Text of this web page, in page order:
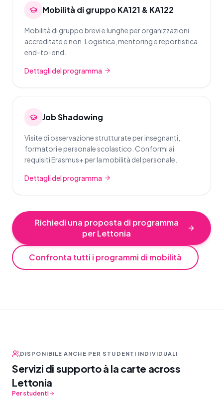
Mobilità di gruppo KA121 & KA122
Mobilità di gruppo brevi e lunghe per organizzazioni
accreditate e non. Logistica, mentoring e reportistica
end-to-end.
Dettagli del programma
Job Shadowing
Visite di osservazione strutturate per insegnanti,
formatori e personale scolastico. Conformi ai
requisiti Erasmus+ per la mobilità del personale.
Dettagli del programma
Richiedi una proposta di programma
per Lettonia
Confronta tutti i programmi di mobilità
DISPONIBILE ANCHE PER STUDENTI INDIVIDUALI
Servizi di supporto à la carte across
Lettonia
Per studenti